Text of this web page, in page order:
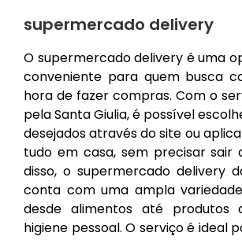
supermercado delivery
O supermercado delivery é uma
conveniente para quem busca
hora de fazer compras. Com o
pela Santa Giulia, é possível
desejados através do site ou
tudo em casa, sem precisar sair
disso, o supermercado delivery
conta com uma ampla
desde alimentos até produtos
higiene pessoal. O serviço é ideal